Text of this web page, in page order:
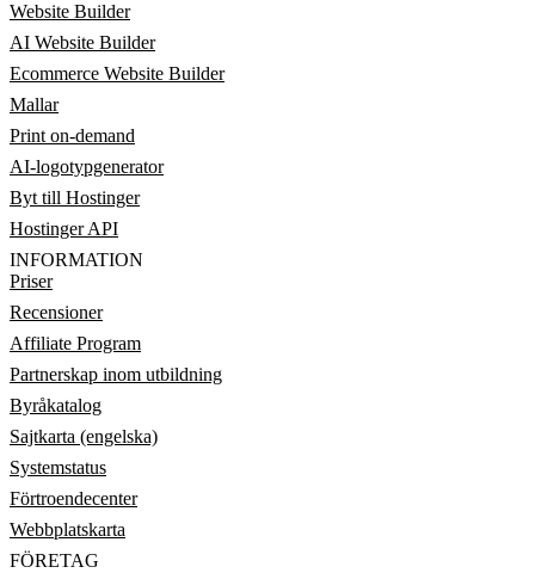
Website Builder
AI Website Builder
Ecommerce Website Builder
Mallar
Print on-demand
AI-logotypgenerator
Byt till Hostinger
Hostinger API
INFORMATION
Priser
Recensioner
Affiliate Program
Partnerskap inom utbildning
Byråkatalog
Sajtkarta (engelska)
Systemstatus
Förtroendecenter
Webbplatskarta
FÖRETAG